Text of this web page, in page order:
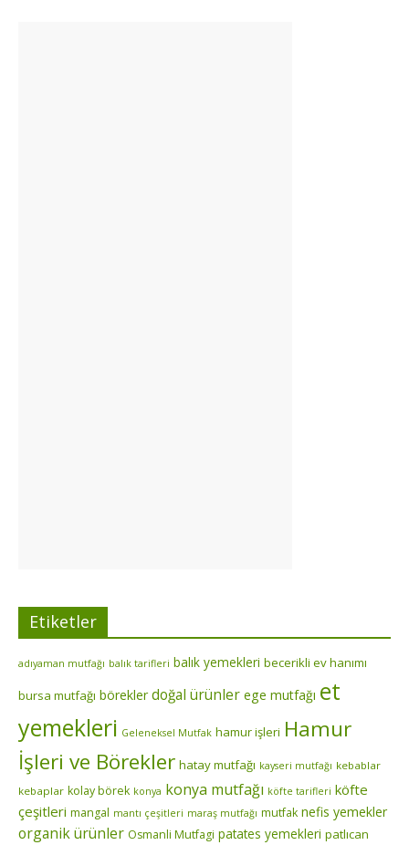
Etiketler
adıyaman mutfağı balık tarifleri balık yemekleri becerikli ev hanımı
bursa mutfağı börekler doğal ürünler ege mutfağı et
yemekleri Geleneksel Mutfak hamur işleri Hamur
İşleri ve Börekler hatay mutfağı kayseri mutfağı kebablar
kebaplar kolay börek konya konya mutfağı köfte tarifleri köfte
çeşitleri mangal mantı çeşitleri maraş mutfağı mutfak nefis yemekler
organik ürünler Osmanli Mutfagi patates yemekleri patlıcan